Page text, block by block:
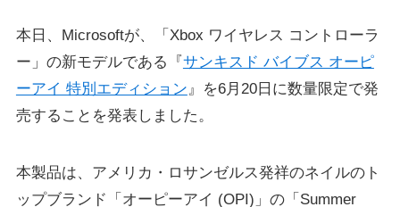
本日、Microsoftが、「Xbox ワイヤレス コントローラ
ー」の新モデルである『サンキスド バイブス オーピ
ーアイ 特別エディション』を6月20日に数量限定で発
売することを発表しました。
本製品は、アメリカ・ロサンゼルス発祥のネイルのト
ップブランド「オーピーアイ (OPI)」の「Summer